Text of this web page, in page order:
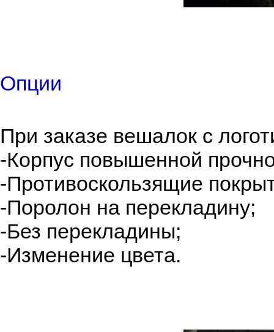
Опции
При заказе вешалок с
-Корпус повышенной
-Противоскользящие
-Поролон на перекладину;
-Без перекладины;
-Изменение цвета.